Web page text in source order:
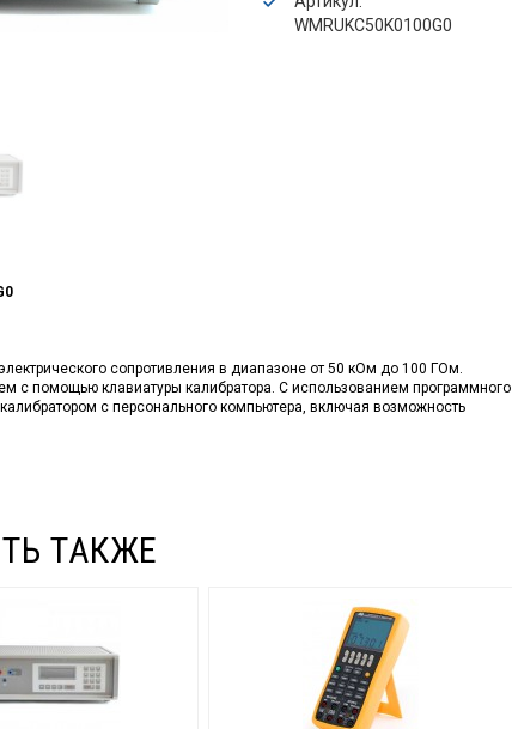
WMRUKC50K0100G0
сопротивления в диапазоне от 50 кОм до 100 ГОм.
с помощью клавиатуры калибратора. С использованием программного
с персонального компьютера, включая возможность
ТАКЖЕ